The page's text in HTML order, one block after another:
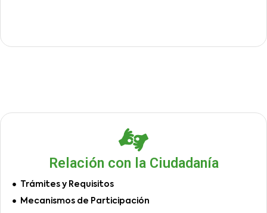
Relación con la Ciudadanía
Trámites y Requisitos
Mecanismos de Participación